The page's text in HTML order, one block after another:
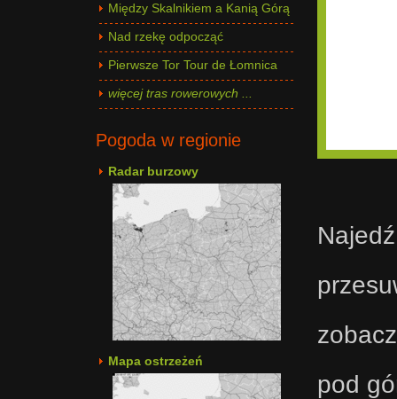
pod
Między Skalnikiem a Kanią Górą
Nad rzekę odpocząć
Pierwsze Tor Tour de Łomnica
więcej tras rowerowych ...
Pogoda w regionie
Radar burzowy
Mapa ostrzeżeń